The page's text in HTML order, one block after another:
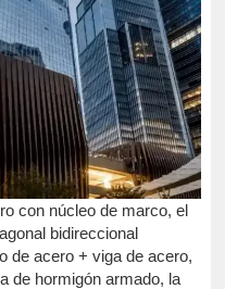
con núcleo de marco, el
bidireccional
de acero + viga de acero,
de hormigón armado, la